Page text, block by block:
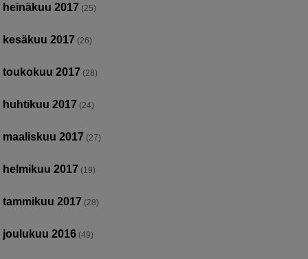
heinäkuu 2017 (25)
kesäkuu 2017 (26)
toukokuu 2017 (28)
huhtikuu 2017 (24)
maaliskuu 2017 (27)
helmikuu 2017 (19)
tammikuu 2017 (28)
joulukuu 2016 (49)